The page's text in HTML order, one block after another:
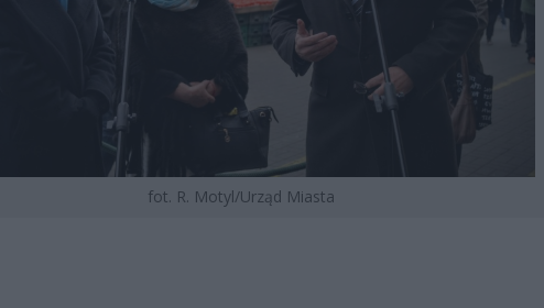
fot. R. Motyl/Urząd Miasta